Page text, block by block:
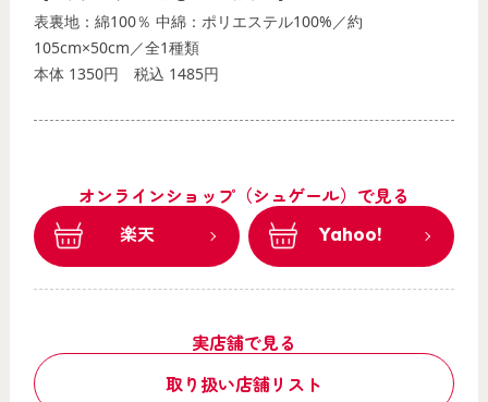
表裏地：綿100％ 中綿：ポリエステル100%／約
105cm×50cm／全1種類
本体 1350円 税込 1485円
オンラインショップ（シュゲール）で見る
楽天
Yahoo!
実店舗で見る
取り扱い店舗リスト